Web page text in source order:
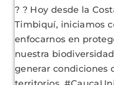
? ? Hoy desde la
Timbiquí, iniciamos
enfocarnos en
nuestra
generar condiciones